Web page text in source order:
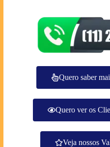
Quero saber
Quero ver os
Veja nossos